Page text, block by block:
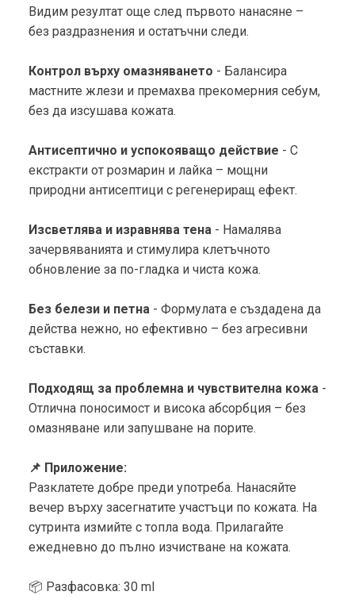
Видим резултат още след първото нанасяне –
без раздразнения и остатъчни следи.
Контрол върху омазняването - Балансира
мастните жлези и премахва прекомерния себум,
без да изсушава кожата.
Антисептично и успокояващо действие - С
екстракти от розмарин и лайка – мощни
природни антисептици с регенериращ ефект.
Изсветлява и изравнява тена - Намалява
зачервяванията и стимулира клетъчното
обновление за по-гладка и чиста кожа.
Без белези и петна - Формулата е създадена да
действа нежно, но ефективно – без агресивни
съставки.
Подходящ за проблемна и чувствителна кожа -
Отлична поносимост и висока абсорбция – без
омазняване или запушване на порите.
📌 Приложение:
Разклатете добре преди употреба. Нанасяйте
вечер върху засегнатите участъци по кожата. На
сутринта измийте с топла вода. Прилагайте
ежедневно до пълно изчистване на кожата.
📦 Разфасовка: 30 ml